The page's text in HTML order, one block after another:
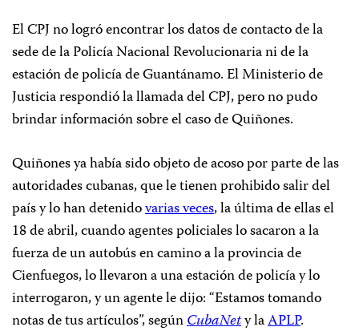
El CPJ no logró encontrar los datos de contacto de la
sede de la Policía Nacional Revolucionaria ni de la
estación de policía de Guantánamo. El Ministerio de
Justicia respondió la llamada del CPJ, pero no pudo
brindar información sobre el caso de Quiñones.
Quiñones ya había sido objeto de acoso por parte de las
autoridades cubanas, que le tienen prohibido salir del
país y lo han detenidovarias veces, la última de ellas el
18 de abril, cuando agentes policiales lo sacaron a la
fuerza de un autobús en camino a la provincia de
Cienfuegos, lo llevaron a una estación de policía y lo
interrogaron, y un agente le dijo: “Estamos tomando
notas de tus artículos”, segúnCubaNety laAPLP.